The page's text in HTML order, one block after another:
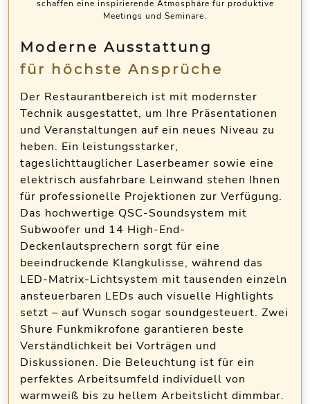
schaffen eine inspirierende Atmosphäre für produktive
Meetings und Seminare.
Moderne Ausstattung
für höchste Ansprüche
Der Restaurantbereich ist mit modernster
Technik ausgestattet, um Ihre Präsentationen
und Veranstaltungen auf ein neues Niveau zu
heben. Ein leistungsstarker,
tageslichttauglicher Laserbeamer sowie eine
elektrisch ausfahrbare Leinwand stehen Ihnen
für professionelle Projektionen zur Verfügung.
Das hochwertige QSC-Soundsystem mit
Subwoofer und 14 High-End-
Deckenlautsprechern sorgt für eine
beeindruckende Klangkulisse, während das
LED-Matrix-Lichtsystem mit tausenden einzeln
ansteuerbaren LEDs auch visuelle Highlights
setzt – auf Wunsch sogar soundgesteuert. Zwei
Shure Funkmikrofone garantieren beste
Verständlichkeit bei Vorträgen und
Diskussionen. Die Beleuchtung ist für ein
perfektes Arbeitsumfeld individuell von
warmweiß bis zu hellem Arbeitslicht dimmbar.